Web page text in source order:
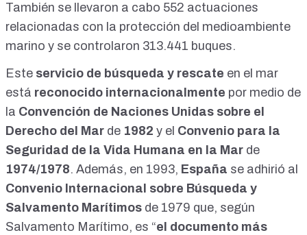
cuidadores veinticuatro horas. Y entonces esto, la
comunidad autónoma te dice: "Sí, sí, a mí me viene bien
si tú me generas un problema, también me viene bien
género me justifica la política esta de "¿veis cómo han
aumentado?". Pero claro, yo cuando le saqué a la gente las
cifras de las violaciones, sí, están superando, hay más de...
día. Cuarenta y una al día. Uf. Estos son los datos. Los
podéis buscar. Esto lo ha publicado el Ministerio del Interior.
con penetración, que han superado las dos mil
cuatrocientas en seis meses. Salen a cuarenta y una
mujeres al día.
También se llevaron a cabo 552 actuaciones
relacionadas con la protección del medioambiente
marino y se controlaron 313.441 buques.
Este servicio de búsqueda y rescate en el mar
está reconocido internacionalmente por medio de
la Convención de Naciones Unidas sobre el
Derecho del Mar de 1982 y el Convenio para la
Seguridad de la Vida Humana en la Mar de
1974/1978. Además, en 1993, España se adhirió al
Convenio Internacional sobre Búsqueda y
Salvamento Marítimos de 1979 que, según
Salvamento Marítimo, es “el documento más